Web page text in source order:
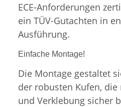
ECE-Anforderungen
ein TÜV-Gutachten in
Ausführung.
Einfache Montage!
Die Montage gestaltet
der robusten Kufen,
und Verklebung sicher